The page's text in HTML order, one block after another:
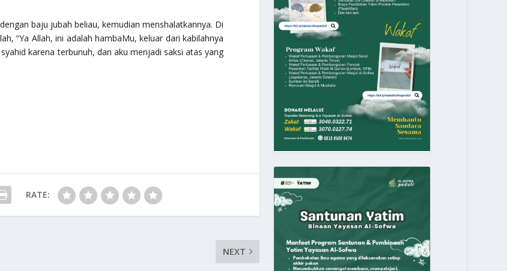
baju jubah beliau, kemudian menshalatkannya. Di
“Ya Allah, ini adalah hambaMu, keluar dari kabilahnya
karena terbunuh, dan aku menjadi saksi atas yang
RATE:
NEXT